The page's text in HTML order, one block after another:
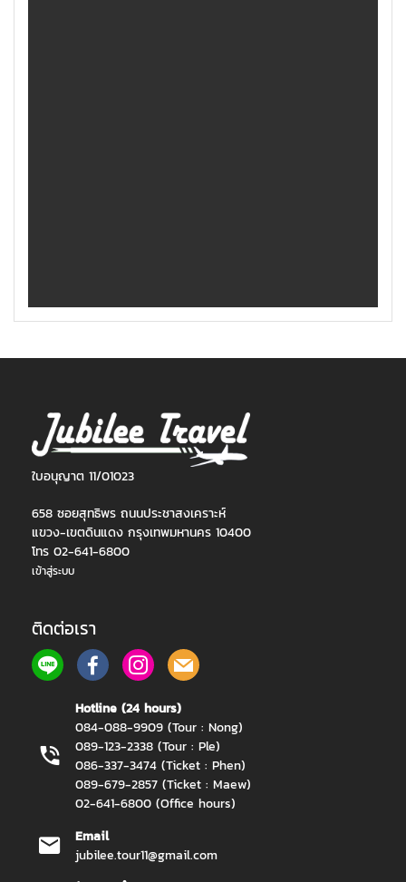
ใบอนุญาต 11/01023
658 ซอยสุทธิพร ถนนประชาสงเคราะห์
แขวง-เขตดินแดง กรุงเทพมหานคร 10400
โทร 02-641-6800
เข้าสู่ระบบ
ติดต่อเรา
Hotline (24 hours)
084-088-9909 (Tour : Nong)
089-123-2338 (Tour : Ple)
086-337-3474 (Ticket : Phen)
089-679-2857 (Ticket : Maew)
02-641-6800 (Office hours)
Email
jubilee.tour11@gmail.com